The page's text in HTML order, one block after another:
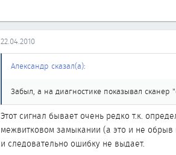
22.04.2010
Александр сказал(а):
Забыл, а на диагностике показывал сканер
Этот сигнал бывает очень редко т.к.
межвитковом замыкании (а это и не обрыв
и следовательно ошибку не выдает.